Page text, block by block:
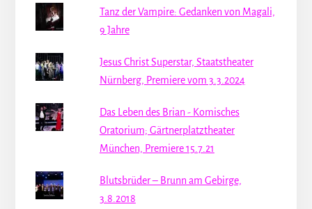
Tanz der Vampire: Gedanken von Magali,
9 Jahre
Jesus Christ Superstar, Staatstheater
Nürnberg, Premiere vom 3.3.2024
Das Leben des Brian - Komisches
Oratorium; Gärtnerplatztheater
München, Premiere 15.7.21
Blutsbrüder – Brunn am Gebirge,
3.8.2018